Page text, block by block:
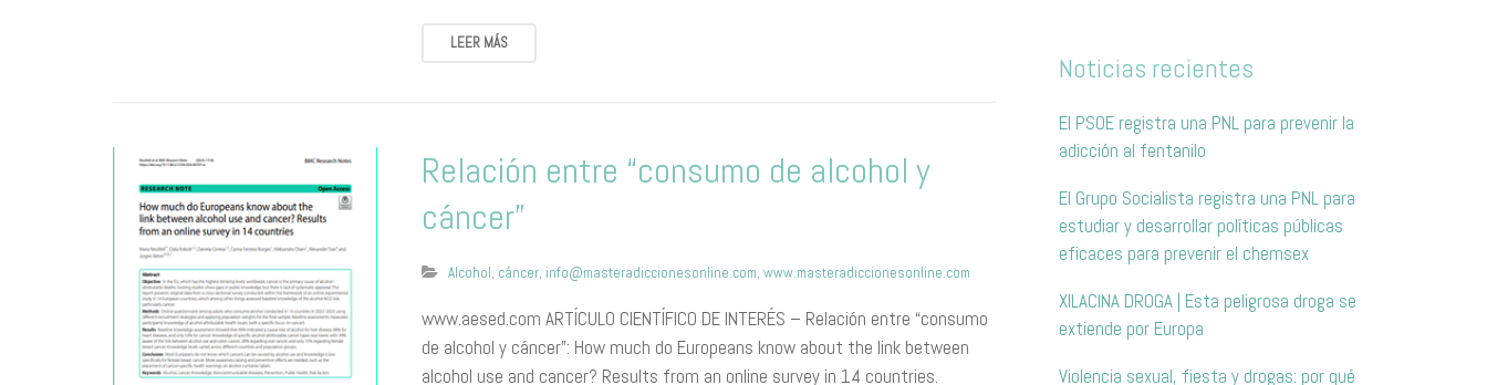
LEER MÁS
Relación entre “consumo de alcohol y
cáncer”
Alcohol, cáncer, info@masteradiccionesonline.com,www.masteradiccionesonline.com
www.aesed.com ARTÍCULO CIENTÍFICO DE INTERÉS – Relación entre “consumo
de alcohol y cáncer”: How much do Europeans know about the link between
alcohol use and cancer? Results from an online survey in 14 countries.
Noticias recientes
El PSOE registra una PNL para prevenir la
adicción al fentanilo
El Grupo Socialista registra una PNL para
estudiar y desarrollar políticas públicas
eficaces para prevenir el chemsex
XILACINA DROGA | Esta peligrosa droga se
extiende por Europa
Violencia sexual, fiesta y drogas: por qué